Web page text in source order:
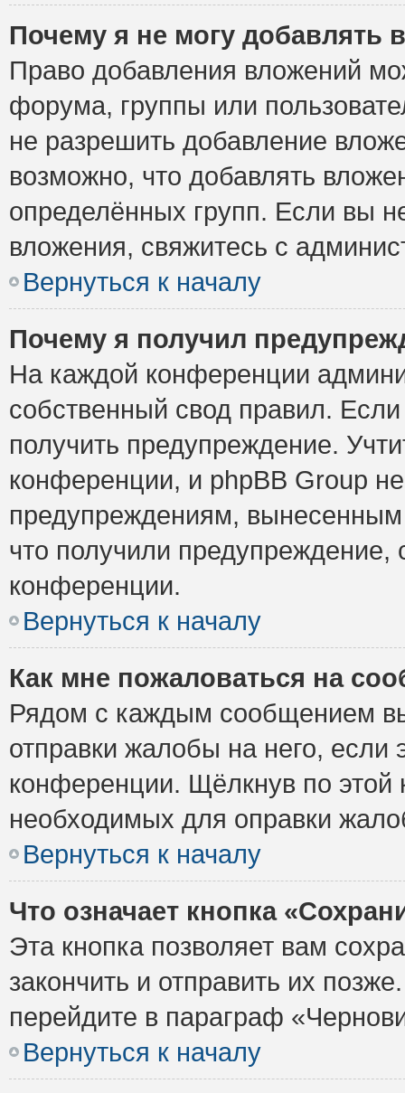
Почему я не могу добавлять
Право добавления вложений
форума, группы или
не разрешить добавление
возможно, что добавлять
определённых групп. Если вы
вложения, свяжитесь с
Вернуться к началу
Почему я получил
На каждой конференции
собственный свод правил.
получить предупреждение.
конференции, и phpBB Group
предупреждениям,
что получили предупреждение,
конференции.
Вернуться к началу
Как мне пожаловаться на
Рядом с каждым сообщением
отправки жалобы на него,
конференции. Щёлкнув по этой
необходимых для оправки
Вернуться к началу
Что означает кнопка
Эта кнопка позволяет вам
закончить и отправить их
перейдите в параграф
Вернуться к началу